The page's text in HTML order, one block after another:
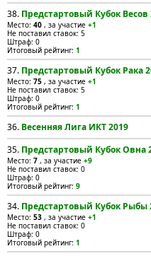
38. Предстартовый Кубок Весов
Место: 40 , за участие +1
Не поставил ставок: 5
Штраф: 0
Итоговый рейтинг: 1
37. Предстартовый Кубок Рака
Место: 75 , за участие +1
Не поставил ставок: 5
Штраф: 0
Итоговый рейтинг: 1
36. Весенняя Лига ИКТ 2019
35. Предстартовый Кубок Овна
Место: 7 , за участие +9
Не поставил ставок: 0
Штраф: 0
Итоговый рейтинг: 9
34. Предстартовый Кубок Рыбы
Место: 53 , за участие +1
Не поставил ставок: 0
Штраф: 0
Итоговый рейтинг: 1